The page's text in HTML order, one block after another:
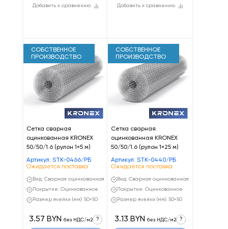
Добавить к сравнению Добавить к сравнению
СОБСТВЕННОЕ
ПРОИЗВОДСТВО
Сетка сварная
оцинкованная KRONEX
50/50/1.6 (рулон 1×5 м)
Артикул: STK-0466/РБ
Ожидается поставка
Вид: Сварная оцинкованная
Покрытие: Оцинкованное
Размер ячейки (мм): 50×50
3.57 BYN без НДС/м2 ?
СОБСТВЕННОЕ
ПРОИЗВОДСТВО
Сетка сварная
оцинкованная KRONEX
50/50/1.6 (рулон 1×25 м)
Артикул: STK-0440/РБ
Ожидается поставка
Вид: Сварная оцинкованная
Покрытие: Оцинкованное
Размер ячейки (мм): 50×50
3.13 BYN без НДС/м2 ?